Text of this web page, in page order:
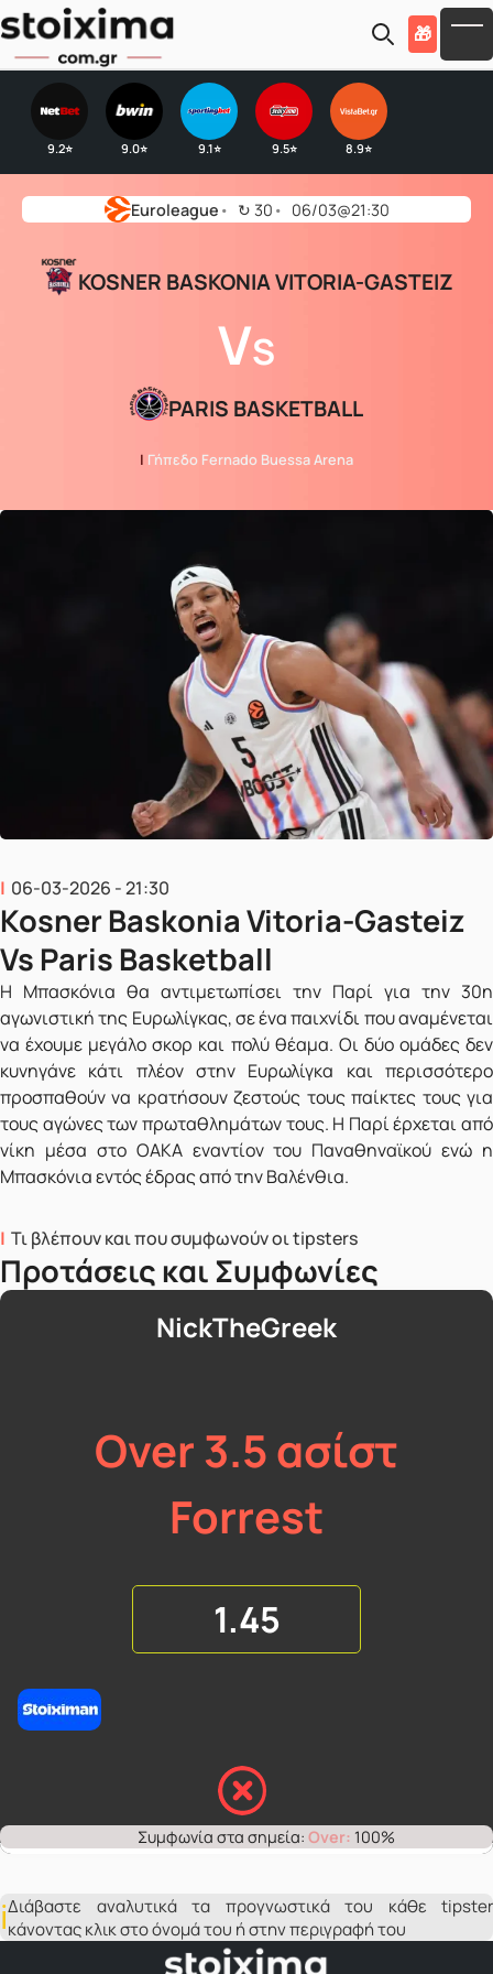
Skip to main content
🎁
9.2⭐ 9.0⭐ 9.1⭐ 9.5⭐ 8.9⭐
Euroleague ↻ 30 06/03@21:30
KOSNER BASKONIA VITORIA-GASTEIZ
VS
PARIS BASKETBALL
| Γήπεδο Fernado Buessa Arena
06-03-2026 - 21:30
Kosner Baskonia Vitoria-Gasteiz
Vs Paris Basketball
Η Μπασκόνια θα αντιμετωπίσει την Παρί για την 30η
αγωνιστική της Ευρωλίγκας, σε ένα παιχνίδι που αναμένεται
να έχουμε μεγάλο σκορ και πολύ θέαμα. Οι δύο ομάδες δεν
κυνηγάνε κάτι πλέον στην Ευρωλίγκα και περισσότερο
προσπαθούν να κρατήσουν ζεστούς τους παίκτες τους για
τους αγώνες των πρωταθλημάτων τους. Η Παρί έρχεται από
νίκη μέσα στο ΟΑΚΑ εναντίον του Παναθηναϊκού ενώ η
Μπασκόνια εντός έδρας από την Βαλένθια.
Τι βλέπουν και που συμφωνούν οι tipsters
Προτάσεις και Συμφωνίες
NickTheGreek
Over 3.5 ασίστ
Forrest
1.45
Over: 100%
Διάβαστε αναλυτικά τα προγνωστικά του κάθε tipster
κάνοντας κλικ στο όνομά του ή στην περιγραφή του